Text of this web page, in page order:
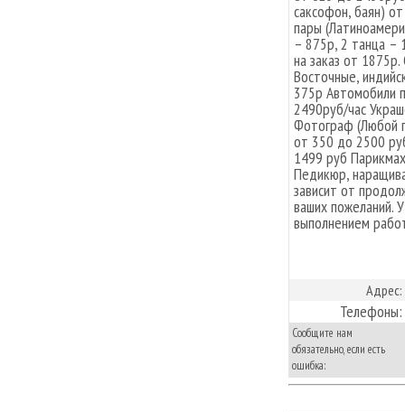
саксофон, баян)
пары
– 875р, 2 танца –
на заказ от
Восточные,
375р Автомобили
2490руб/час
Фотограф (Любой
от 350 до 2500
1499 руб
Педикюр,
зависит от
ваших пожеланий.
выполнением
Адрес:
Телефоны:
Сообщите нам
обязательно, если есть
ошибка: